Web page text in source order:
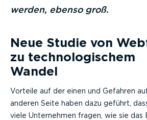
werden, ebenso groß.
Neue Studie von
zu technologischem
Wandel
Vorteile auf der einen und Gefahren
anderen Seite haben dazu geführt,
viele Unternehmen fragen, wie sie das